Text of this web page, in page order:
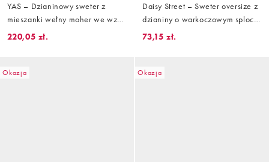
YAS – Dzianinowy sweter z
mieszanki wełny moher we wzór
w różowe paski
220,05 zł.
Daisy Street – Sweter oversize z
dzianiny o warkoczowym splocie
w paski w kolorze czarnym i
73,15 zł.
Okazja Okazja